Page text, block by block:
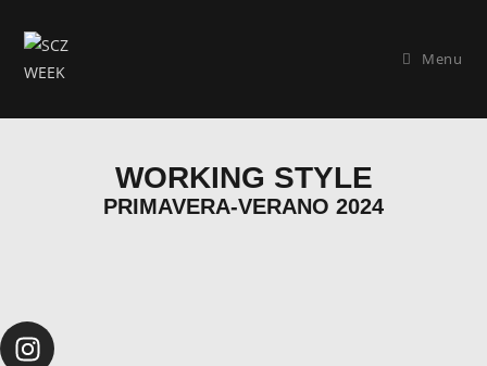
Menu
WORKING STYLE
PRIMAVERA-VERANO 2024